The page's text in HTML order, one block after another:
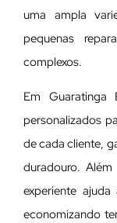
uma ampla
pequenas
complexos.
Em Guaratinga
personalizados
de cada cliente,
duradouro.
experiente
economizando